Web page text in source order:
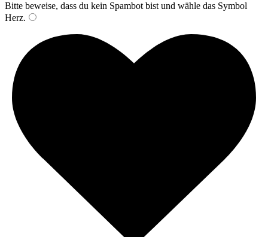
Bitte beweise, dass du kein Spambot bist und wähle das Symbol
Herz.